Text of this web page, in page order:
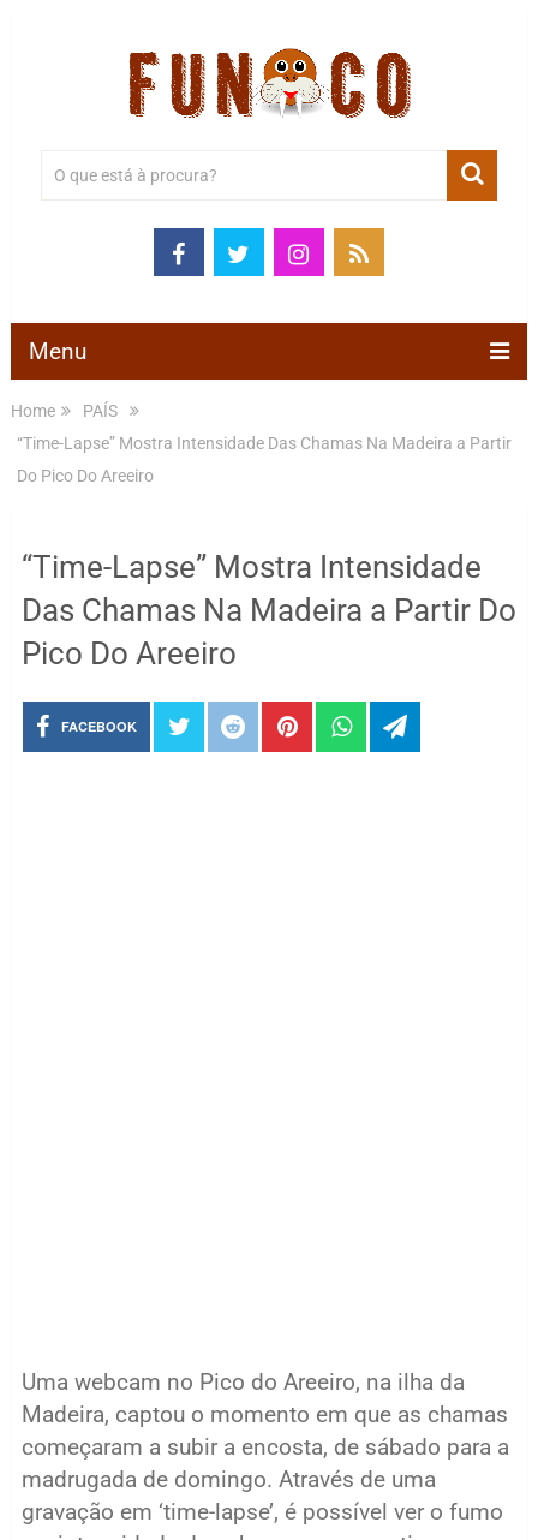
Menu
Home
PAÍS
“Time-Lapse” Mostra Intensidade Das Chamas Na Madeira a Partir
Do Pico Do Areeiro
“Time-Lapse” Mostra Intensidade
Das Chamas Na Madeira a Partir Do
Pico Do Areeiro
FACEBOOK
Uma webcam no Pico do Areeiro, na ilha da
Madeira, captou o momento em que as chamas
começaram a subir a encosta, de sábado para a
madrugada de domingo. Através de uma
gravação em ‘time-lapse’, é possível ver o fumo